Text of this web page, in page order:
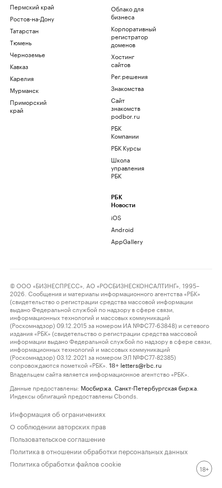
Пермский край
Ростов-на-Дону
Татарстан
Тюмень
Черноземье
Кавказ
Карелия
Мурманск
Приморский
край
Облако для
бизнеса
Корпоративный
регистратор
доменов
Хостинг
сайтов
Рег.решения
Знакомства
Сайт
знакомств
podbor.ru
РБК
Компании
РБК Курсы
Школа
управления
РБК
РБК
Новости
iOS
Android
AppGallery
© ООО «БИЗНЕСПРЕСС», АО «РОСБИЗНЕСКОНСАЛТИНГ», 1995–
2026. Сообщения и материалы информационного агентства «РБК»
(свидетельство о регистрации средства массовой информации
выдано Федеральной службой по надзору в сфере связи,
информационных технологий и массовых коммуникаций
(Роскомнадзор) 09.12.2015 за номером ИА №ФС77-63848) и сетевого
издания «РБК» (свидетельство о регистрации средства массовой
информации выдано Федеральной службой по надзору в сфере связи,
информационных технологий и массовых коммуникаций
(Роскомнадзор) 03.12.2021 за номером ЭЛ №ФС77-82385)
сопровождаются пометкой «РБК».
18+ letters@rbc.ru
Владельцем сайта является информационное агентство «РБК».
Данные предоставлены: Мосбиржа Санкт-Петербургская биржа
Индексы облигаций предоставлены Cbonds.
Информация об ограничениях
О соблюдении авторских прав
Пользовательское соглашение
Политика в отношении обработки персональных данных
Политика обработки файлов cookie
18+